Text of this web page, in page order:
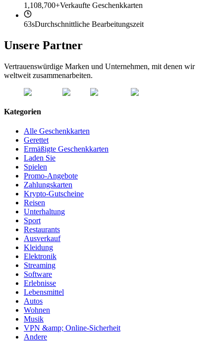
1,108,700+Verkaufte Geschenkkarten
63sDurchschnittliche Bearbeitungszeit
Unsere Partner
Vertrauenswürdige Marken und Unternehmen, mit denen wir
weltweit zusammenarbeiten.
Kategorien
Alle Geschenkkarten
Gerettet
Ermäßigte Geschenkkarten
Laden Sie
Spielen
Promo-Angebote
Zahlungskarten
Krypto-Gutscheine
Reisen
Unterhaltung
Sport
Restaurants
Ausverkauf
Kleidung
Elektronik
Streaming
Software
Erlebnisse
Lebensmittel
Autos
Wohnen
Musik
VPN &amp; Online-Sicherheit
Andere